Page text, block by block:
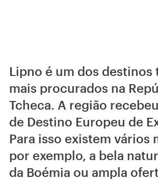
Lipno é um dos
mais procurados na
Tcheca. A região
de Destino Europeu de
Para isso existem vários
por exemplo, a bela
da Boémia ou ampla